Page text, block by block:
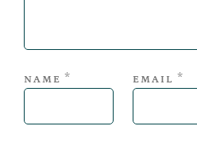
NAME * EMAIL *